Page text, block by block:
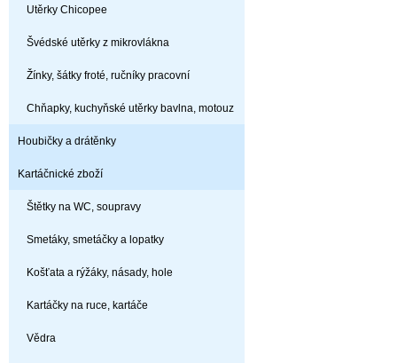
Utěrky Chicopee
Švédské utěrky z mikrovlákna
Žínky, šátky froté, ručníky pracovní
Chňapky, kuchyňské utěrky bavlna, motouz
Houbičky a drátěnky
Kartáčnické zboží
Štětky na WC, soupravy
Smetáky, smetáčky a lopatky
Košťata a rýžáky, násady, hole
Kartáčky na ruce, kartáče
Vědra